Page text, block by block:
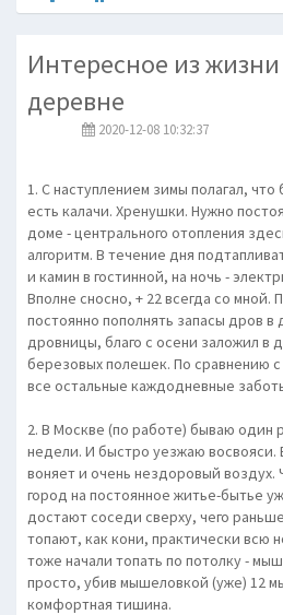
Интересное из
деревне
2020-12-08 10:32:37
1. С наступлением зимы полагал,
есть калачи. Хренушки. Нужно
доме - центрального отопления
алгоритм. В течение дня
и камин в гостинной, на ночь -
Вполне сносно, + 22 всегда со мной.
постоянно пополнять запасы дров в
дровницы, благо с осени заложил в
березовых полешек. По сравнению
все остальные каждодневные
2. В Москве (по работе) бываю один
недели. И быстро уезжаю восвояси.
воняет и очень нездоровый воздух.
город на постоянное житье-бытье
достают соседи сверху, чего
топают, как кони, практически всю
тоже начали топать по потолку -
просто, убив мышеловкой (уже) 12
комфортная тишина.